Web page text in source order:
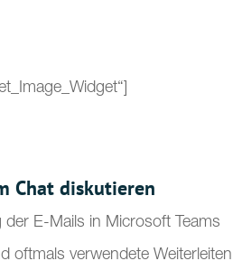
Chat diskutieren
der E-Mails in Microsoft Teams
oftmals verwendete Weiterleiten